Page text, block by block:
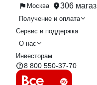
Москва 306
Получение и оплата
Сервис и поддержка
О нас
Инвесторам
8 800 550-37-70